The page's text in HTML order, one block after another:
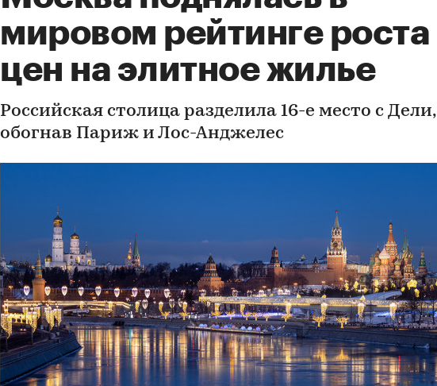
мировом рейтинге роста
цен на элитное жилье
Российская столица разделила 16-е место с Дели,
обогнав Париж и Лос-Анджелес